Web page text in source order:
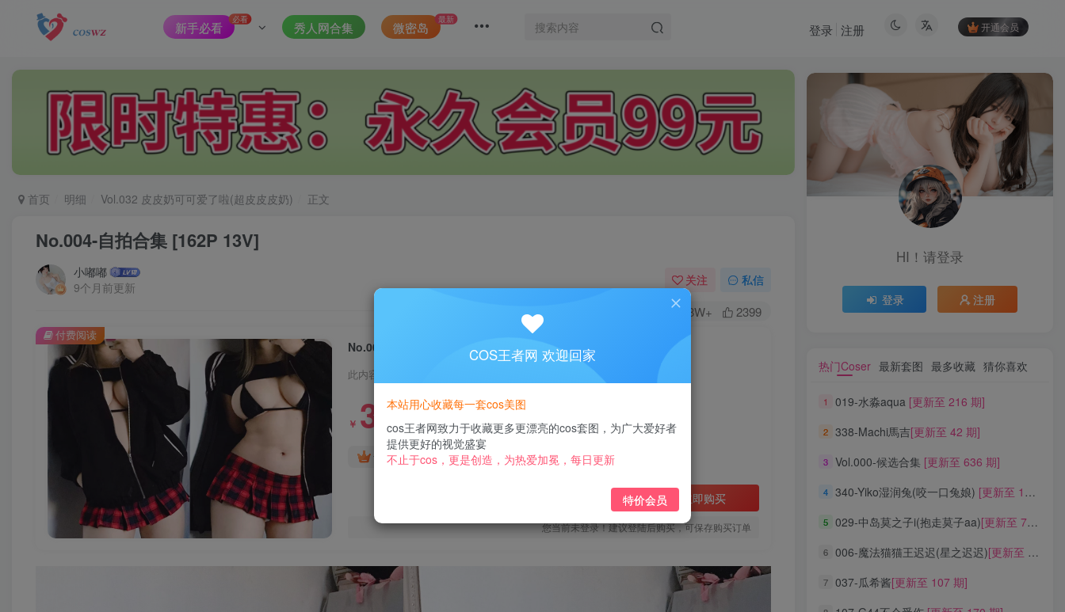
新手必看 必看 秀人网合集 微密岛 最新
开通会员
登录 注册
首页 明细 Vol.032 皮皮奶可可爱了啦(超皮皮皮奶) 正文
No.004-自拍合集 [162P 13V]
小嘟嘟
9个月前更新
关注 私信
1.8W+ 2399
No.004-自拍合集 [162P 13V]
此内容为付费阅读，请付费后查看
￥ 3
黄金会员免费 钻石会员免费
立即购买
您当前未登录！建议登陆后购买，可保存购买订单
付费阅读
HI！请登录
登录 注册
热门Coser 最新套图 最多收藏 猜你喜欢
1 019-水淼aqua [更新至 216 期]
2 338-Machi馬吉[更新至 42 期]
3 Vol.000-候选合集 [更新至 636 期]
4 340-Yiko湿润兔(咬一口兔娘) [更新至 136 期]
5 029-中岛莫之子i(抱走莫子aa)[更新至 76 期]
6 006-魔法猫猫王迟迟(星之迟迟)[更新至 320 期]
7 037-瓜希酱[更新至 107 期]
HI！请登录
登录 注册
热门Coser 最新套图 最多收藏 猜你喜欢
1 019-水淼aqua [更新至 216 期]
2 338-Machi馬吉[更新至 42 期]
3 Vol.000-候选合集 [更新至 636 期]
4 340-Yiko湿润兔(咬一口兔娘) [更新至 136 期]
5 029-中岛莫之子i(抱走莫子aa)[更新至 76 期]
6 006-魔法猫猫王迟迟(星之迟迟)[更新至 320 期]
7 037-瓜希酱[更新至 107 期]
8 107-G44不会受伤 [更新至 170 期]
COS王者网 欢迎回家
本站用心收藏每一套cos美图
cos王者网致力于收藏更多更漂亮的cos套图，为广大爱好者
提供更好的视觉盛宴
不止于cos，更是创造，为热爱加冕，每日更新
特价会员